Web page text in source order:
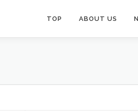
TOP ABOUT US